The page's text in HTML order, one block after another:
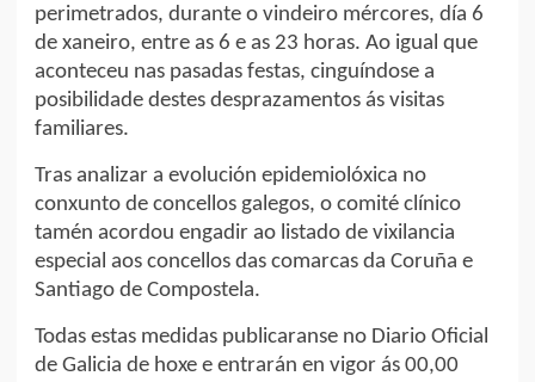
perimetrados, durante o vindeiro mércores, día 6
de xaneiro, entre as 6 e as 23 horas. Ao igual que
aconteceu nas pasadas festas, cinguíndose a
posibilidade destes desprazamentos ás visitas
familiares.
Tras analizar a evolución epidemiolóxica no
conxunto de concellos galegos, o comité clínico
tamén acordou engadir ao listado de vixilancia
especial aos concellos das comarcas da Coruña e
Santiago de Compostela.
Todas estas medidas publicaranse no Diario Oficial
de Galicia de hoxe e entrarán en vigor ás 00,00